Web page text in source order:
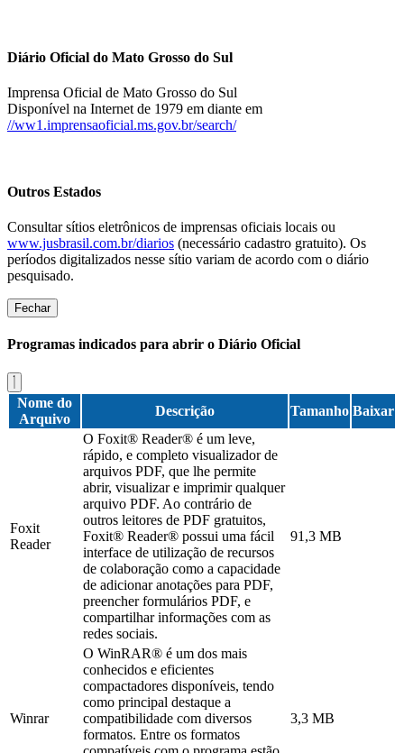
Diário Oficial do Mato Grosso do Sul
Imprensa Oficial de Mato Grosso do Sul
Disponível na Internet de 1979 em diante em
//ww1.imprensaoficial.ms.gov.br/search/
Outros Estados
Consultar sítios eletrônicos de imprensas oficiais locais ou
www.jusbrasil.com.br/diarios (necessário cadastro gratuito). Os
períodos digitalizados nesse sítio variam de acordo com o diário
pesquisado.
Fechar
Programas indicados para abrir o Diário Oficial
Nome do
Arquivo
Descrição Tamanho Baixar
Foxit
Reader
O Foxit® Reader® é um leve,
rápido, e completo visualizador de
arquivos PDF, que lhe permite
abrir, visualizar e imprimir qualquer
arquivo PDF. Ao contrário de
outros leitores de PDF gratuitos,
Foxit® Reader® possui uma fácil
interface de utilização de recursos
de colaboração como a capacidade
de adicionar anotações para PDF,
preencher formulários PDF, e
compartilhar informações com as
redes sociais.
91,3 MB
Winrar
O WinRAR® é um dos mais
conhecidos e eficientes
compactadores disponíveis, tendo
como principal destaque a
compatibilidade com diversos
formatos. Entre os formatos
3,3 MB